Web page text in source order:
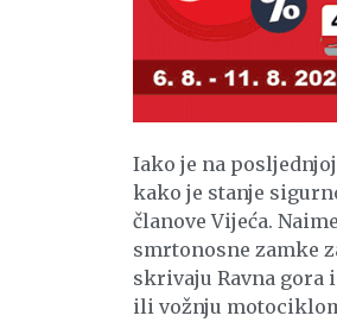
Iako je na
kako je stanje
članove Vijeća.
smrtonosne zamke
skrivaju Ravna gora
ili vožnju